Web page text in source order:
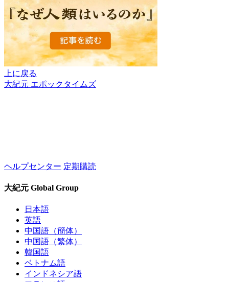
上に戻る
大紀元 エポックタイムズ
ヘルプセンター 定期購読
大紀元 Global Group
日本語
英語
中国語（簡体）
中国語（繁体）
韓国語
ベトナム語
インドネシア語